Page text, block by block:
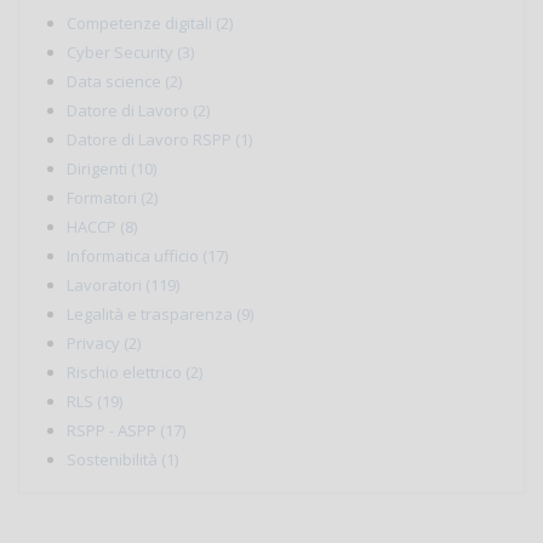
Competenze digitali (2)
Cyber Security (3)
Data science (2)
Datore di Lavoro (2)
Datore di Lavoro RSPP (1)
Dirigenti (10)
Formatori (2)
HACCP (8)
Informatica ufficio (17)
Lavoratori (119)
Legalità e trasparenza (9)
Privacy (2)
Rischio elettrico (2)
RLS (19)
RSPP - ASPP (17)
Sostenibilità (1)